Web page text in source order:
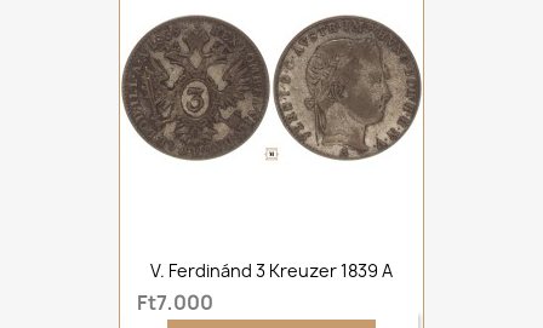
V. Ferdinánd 3 Kreuzer 1839 A
Ft7,000